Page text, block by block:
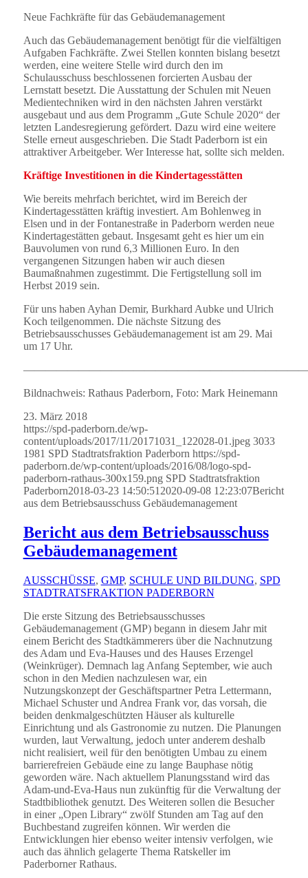
Neue Fachkräfte für das Gebäudemanagement
Auch das Gebäudemanagement benötigt für die vielfältigen
Aufgaben Fachkräfte. Zwei Stellen konnten bislang besetzt
werden, eine weitere Stelle wird durch den im
Schulausschuss beschlossenen forcierten Ausbau der
Lernstatt besetzt. Die Ausstattung der Schulen mit Neuen
Medientechniken wird in den nächsten Jahren verstärkt
ausgebaut und aus dem Programm „Gute Schule 2020“ der
letzten Landesregierung gefördert. Dazu wird eine weitere
Stelle erneut ausgeschrieben. Die Stadt Paderborn ist ein
attraktiver Arbeitgeber. Wer Interesse hat, sollte sich melden.
Kräftige Investitionen in die Kindertagesstätten
Wie bereits mehrfach berichtet, wird im Bereich der
Kindertagesstätten kräftig investiert. Am Bohlenweg in
Elsen und in der Fontanestraße in Paderborn werden neue
Kindertagestätten gebaut. Insgesamt geht es hier um ein
Bauvolumen von rund 6,3 Millionen Euro. In den
vergangenen Sitzungen haben wir auch diesen
Baumaßnahmen zugestimmt. Die Fertigstellung soll im
Herbst 2019 sein.
Für uns haben Ayhan Demir, Burkhard Aubke und Ulrich
Koch teilgenommen. Die nächste Sitzung des
Betriebsausschusses Gebäudemanagement ist am 29. Mai
um 17 Uhr.
Bildnachweis: Rathaus Paderborn, Foto: Mark Heinemann
23. März 2018
https://spd-paderborn.de/wp-
content/uploads/2017/11/20171031_122028-01.jpeg 3033
1981 SPD Stadtratsfraktion Paderborn https://spd-
paderborn.de/wp-content/uploads/2016/08/logo-spd-
paderborn-rathaus-300x159.png SPD Stadtratsfraktion
Paderborn2018-03-23 14:50:51 2020-09-08 12:23:07Bericht
aus dem Betriebsausschuss Gebäudemanagement
Bericht aus dem Betriebsausschuss
Gebäudemanagement
AUSSCHÜSSE, GMP, SCHULE UND BILDUNG, SPD
STADTRATSFRAKTION PADERBORN
Die erste Sitzung des Betriebsausschusses
Gebäudemanagement (GMP) begann in diesem Jahr mit
einem Bericht des Stadtkämmerers über die Nachnutzung
des Adam und Eva-Hauses und des Hauses Erzengel
(Weinkrüger). Demnach lag Anfang September, wie auch
schon in den Medien nachzulesen war, ein
Nutzungskonzept der Geschäftspartner Petra Lettermann,
Michael Schuster und Andrea Frank vor, das vorsah, die
beiden denkmalgeschützten Häuser als kulturelle
Einrichtung und als Gastronomie zu nutzen. Die Planungen
wurden, laut Verwaltung, jedoch unter anderem deshalb
nicht realisiert, weil für den benötigten Umbau zu einem
barrierefreien Gebäude eine zu lange Bauphase nötig
geworden wäre. Nach aktuellem Planungsstand wird das
Adam-und-Eva-Haus nun zukünftig für die Verwaltung der
Stadtbibliothek genutzt. Des Weiteren sollen die Besucher
in einer „Open Library“ zwölf Stunden am Tag auf den
Buchbestand zugreifen können. Wir werden die
Entwicklungen hier ebenso weiter intensiv verfolgen, wie
auch das ähnlich gelagerte Thema Ratskeller im
Paderborner Rathaus.